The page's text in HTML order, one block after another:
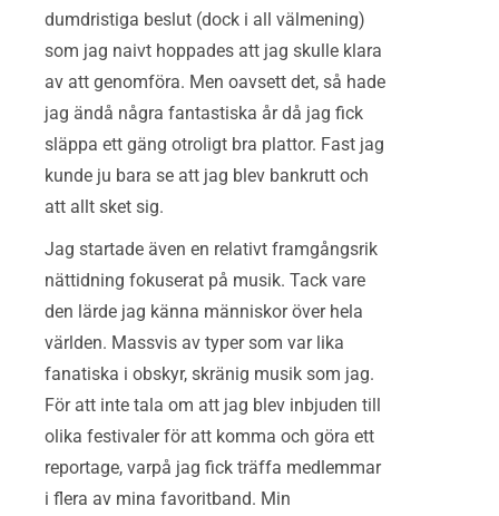
dumdristiga beslut (dock i all välmening)
som jag naivt hoppades att jag skulle klara
av att genomföra. Men oavsett det, så hade
jag ändå några fantastiska år då jag fick
släppa ett gäng otroligt bra plattor. Fast jag
kunde ju bara se att jag blev bankrutt och
att allt sket sig.​
Jag startade även en relativt framgångsrik
nättidning fokuserat på musik. Tack vare
den lärde jag känna människor över hela
världen. Massvis av typer som var lika
fanatiska i obskyr, skränig musik som jag.
För att inte tala om att jag blev inbjuden till
olika festivaler för att komma och göra ett
reportage, varpå jag fick träffa medlemmar
i flera av mina favoritband. Min